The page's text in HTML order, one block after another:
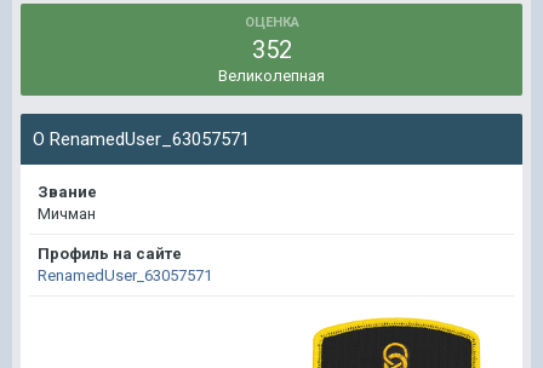
ОЦЕНКА
352
Великолепная
О RenamedUser_63057571
Звание
Мичман
Профиль на сайте
RenamedUser_63057571